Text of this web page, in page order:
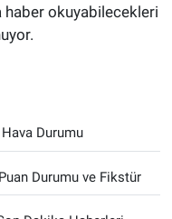
haber okuyabilecekleri
Hava Durumu
Puan Durumu ve Fikstür